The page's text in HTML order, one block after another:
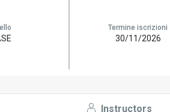
Termine iscrizioni
30/11/2026
Instructors